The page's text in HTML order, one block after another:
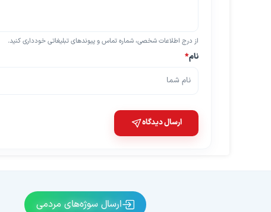
از درج اطلاعات شخصی، شماره تماس و پیوندهای تبلیغاتی خودداری کنید.
نام*
ارسال دیدگاه
ارسال سوژه‌های مردمی